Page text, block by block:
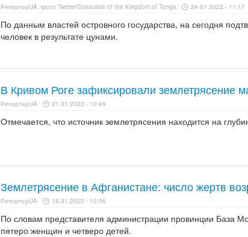
РепортерUA, фото Twitter/Consulate of the Kingdom of Tonga 24.01.2022 - 11:17
По данным властей островного государства, на сегодня
человек в результате цунами.
В Кривом Роге зафиксировали землетрясение
РепортерUA 21.01.2022 - 10:49
Отмечается, что источник землетрясения находится на
Землетрясение в Афганистане: число жертв
РепортерUA 18.01.2022 - 10:06
По словам представителя администрации провинции База
пятеро женщин и четверо детей.